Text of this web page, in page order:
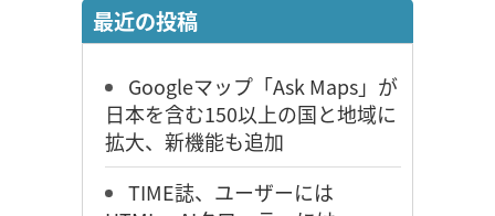
最近の投稿
Googleマップ「Ask Maps」が
日本を含む150以上の国と地域に
拡大、新機能も追加
TIME誌、ユーザーには